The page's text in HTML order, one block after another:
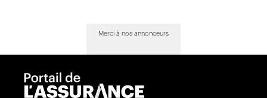
Merci à nos annonceurs